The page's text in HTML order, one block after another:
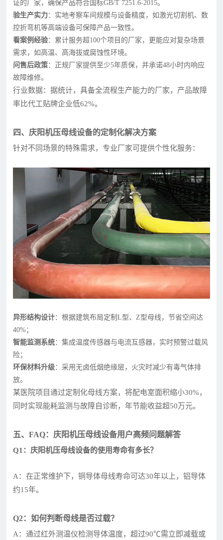
证的厂家，确保产品符合国标GB/T 7251.6-2015。
验生产实力：实地考察车间规模与设备精度，如激光切割机、数
控折弯机等高端设备可保障产品一致性。
看案例经验：累计服务超100个项目的厂家，更能应对复杂场景
需求，如高温、高海拔或腐蚀性环境。
问售后政策：正规厂家提供至少5年质保，并承诺48小时内响应
故障维修。
行业数据：据统计，具备全流程生产能力的厂家，产品故障
率比代工贴牌企业低62%。
四、庆阳机压母线设备的定制化解决方案
针对不同场景的特殊需求，专业厂家可提供个性化服务：
异形结构设计：根据建筑布局定制L型、Z型母线，节省空间达
40%；
智能监测系统：集成温度传感器与电流互感器，实时预警过载风
险；
环保材料升级：采用无卤低烟绝缘层，火灾时减少有毒气体排
放。
某医院项目通过定制化母线方案，将配电室面积缩小30%，
同时实现能耗监测与故障自诊断，年节能收益超50万元。
五、FAQ：庆阳机压母线设备用户高频问题解答
Q1：庆阳机压母线设备的使用寿命有多长？
A：在正常维护下，铜导体母线寿命可达30年以上，铝导体
约15年。
Q2：如何判断母线是否过载？
A：通过红外测温仪检测导体温度，超过90℃需立即减载或